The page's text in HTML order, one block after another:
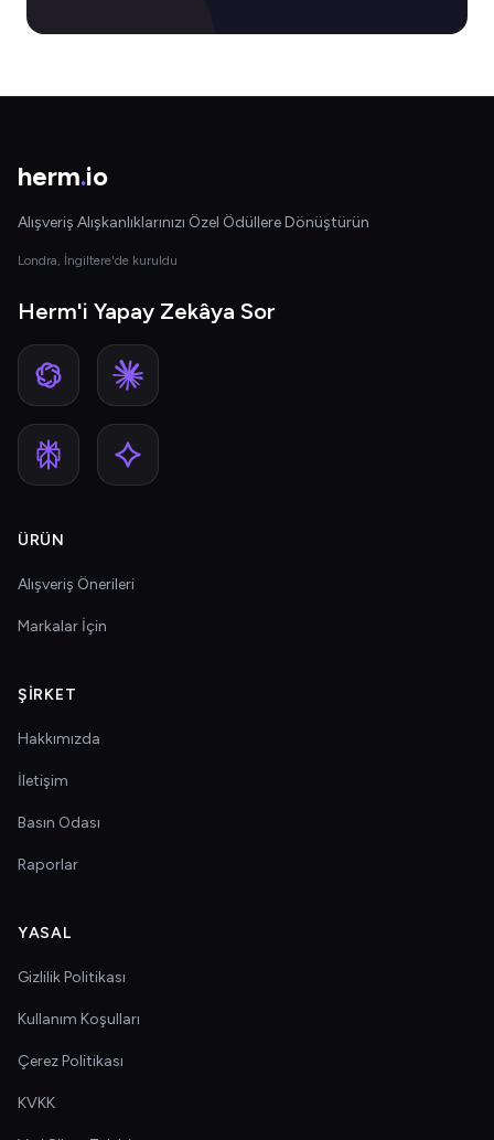
herm.io
Alışveriş Alışkanlıklarınızı Özel Ödüllere Dönüştürün
Londra, İngiltere'de kuruldu
Herm'i Yapay Zekâya Sor
ÜRÜN
Alışveriş Önerileri
Markalar İçin
ŞIRKET
Hakkımızda
İletişim
Basın Odası
Raporlar
YASAL
Gizlilik Politikası
Kullanım Koşulları
Çerez Politikası
KVKK